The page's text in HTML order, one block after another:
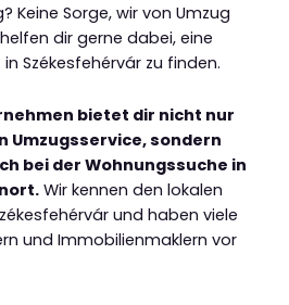
Keine Sorge, wir von Umzug
dir gerne dabei, eine
Székesfehérvár zu finden.
bietet dir nicht nur
Umzugsservice, sondern
bei der Wohnungssuche in
Wir kennen den lokalen
und haben viele
und Immobilienmaklern vor